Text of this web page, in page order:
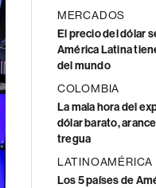
MERCADOS
El precio del dólar
América Latina
del mundo
COLOMBIA
La mala hora del
dólar barato,
tregua
LATINOAMÉRICA
Los 5 países de